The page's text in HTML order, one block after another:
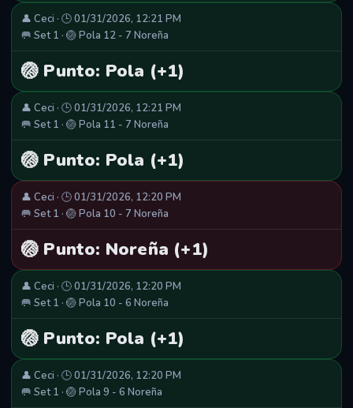
👤 Ceci · 🕒 01/31/2026, 12:21 PM
🥅 Set 1 · 🏐 Pola 12 - 7 Noreña
🏐 Punto: Pola (+1)
👤 Ceci · 🕒 01/31/2026, 12:21 PM
🥅 Set 1 · 🏐 Pola 11 - 7 Noreña
🏐 Punto: Pola (+1)
👤 Ceci · 🕒 01/31/2026, 12:20 PM
🥅 Set 1 · 🏐 Pola 10 - 7 Noreña
🏐 Punto: Noreña (+1)
👤 Ceci · 🕒 01/31/2026, 12:20 PM
🥅 Set 1 · 🏐 Pola 10 - 6 Noreña
🏐 Punto: Pola (+1)
👤 Ceci · 🕒 01/31/2026, 12:20 PM
🥅 Set 1 · 🏐 Pola 9 - 6 Noreña